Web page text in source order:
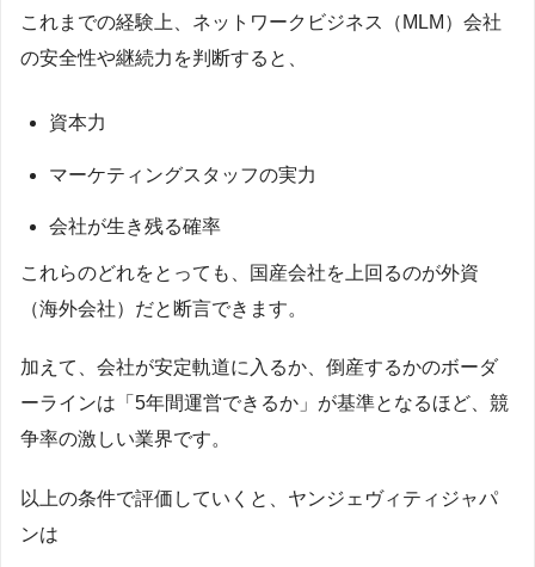
これまでの経験上、ネットワークビジネス（MLM）会社
の安全性や継続力を判断すると、
資本力
マーケティングスタッフの実力
会社が生き残る確率
これらのどれをとっても、国産会社を上回るのが外資
（海外会社）だと断言できます。
加えて、会社が安定軌道に入るか、倒産するかのボーダ
ーラインは「5年間運営できるか」が基準となるほど、競
争率の激しい業界です。
以上の条件で評価していくと、ヤンジェヴィティジャパ
ンは